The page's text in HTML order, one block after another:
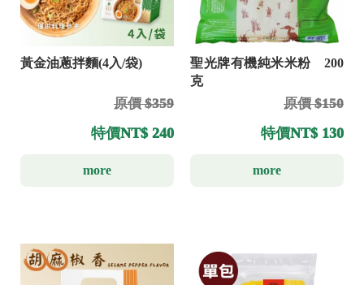
黃金油蔥拌麵(4入/袋)
原價 $359
特價NT$ 240
more
聖光牌有機純米米粉 200
克
原價 $150
特價NT$ 130
more